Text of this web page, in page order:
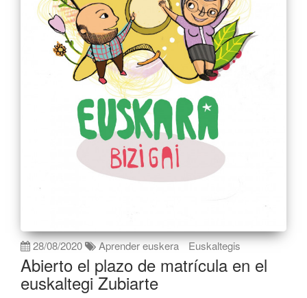
28/08/2020 Aprender euskera Euskaltegis
Abierto el plazo de matrícula en el
euskaltegi Zubiarte